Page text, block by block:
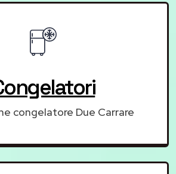
congelatore Due Carrare